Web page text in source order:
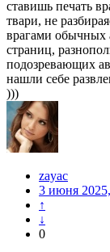
ставишь печать
твари, не
врагами обычных
страниц,
подозревающих
нашли себе
)))
zayac
3 июня
↑
↓
0